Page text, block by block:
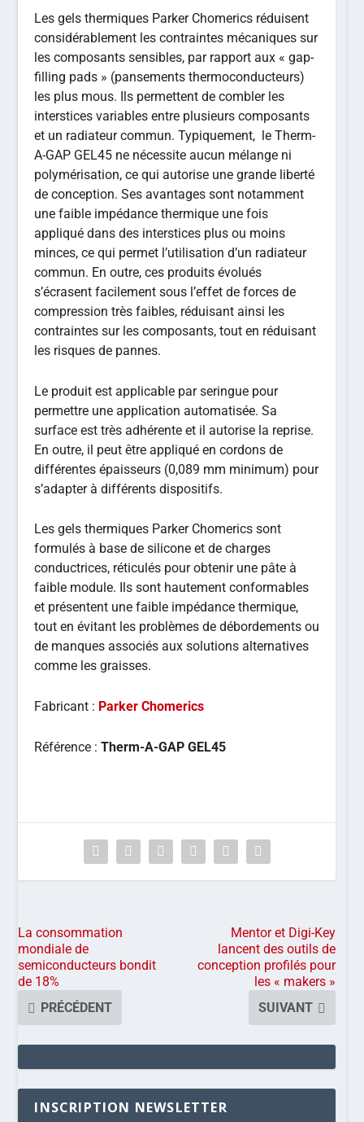
Les gels thermiques Parker Chomerics réduisent
considérablement les contraintes mécaniques sur
les composants sensibles, par rapport aux « gap-
filling pads » (pansements thermoconducteurs)
les plus mous. Ils permettent de combler les
interstices variables entre plusieurs composants
et un radiateur commun. Typiquement, le Therm-
A-GAP GEL45 ne nécessite aucun mélange ni
polymérisation, ce qui autorise une grande liberté
de conception. Ses avantages sont notamment
une faible impédance thermique une fois
appliqué dans des interstices plus ou moins
minces, ce qui permet l’utilisation d’un radiateur
commun. En outre, ces produits évolués
s’écrasent facilement sous l’effet de forces de
compression très faibles, réduisant ainsi les
contraintes sur les composants, tout en réduisant
les risques de pannes.
Le produit est applicable par seringue pour
permettre une application automatisée. Sa
surface est très adhérente et il autorise la reprise.
En outre, il peut être appliqué en cordons de
différentes épaisseurs (0,089 mm minimum) pour
s’adapter à différents dispositifs.
Les gels thermiques Parker Chomerics sont
formulés à base de silicone et de charges
conductrices, réticulés pour obtenir une pâte à
faible module. Ils sont hautement conformables
et présentent une faible impédance thermique,
tout en évitant les problèmes de débordements ou
de manques associés aux solutions alternatives
comme les graisses.
Fabricant : Parker Chomerics
Référence :Therm-A-GAP GEL45
La consommation
mondiale de
semiconducteurs bondit
de 18%
PRÉCÉDENT
Mentor et Digi-Key
lancent des outils de
conception profilés pour
les « makers »
SUIVANT
INSCRIPTION NEWSLETTER